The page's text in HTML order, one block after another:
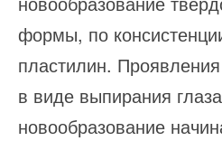
формы, по
пластилин.
в виде выпирания
новообразование